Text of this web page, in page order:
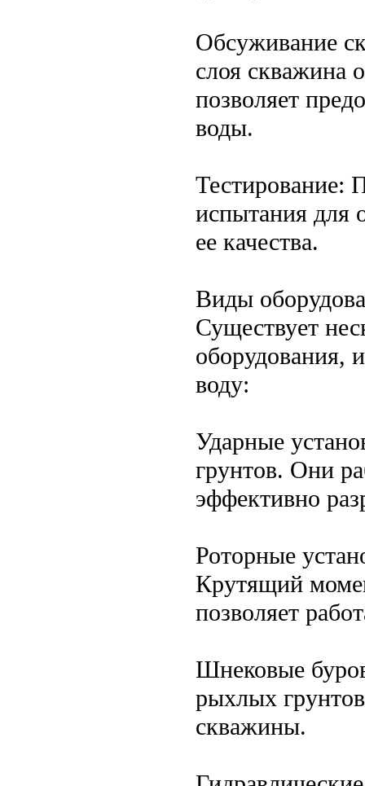
Обсуживание
слоя скважина
позволяет
воды.
Тестирование:
испытания для
ее качества.
Виды
Существует
оборудования,
воду:
Ударные
грунтов. Они
эффективно
Роторные
Крутящий
позволяет
Шнековые
рыхлых
скважины.